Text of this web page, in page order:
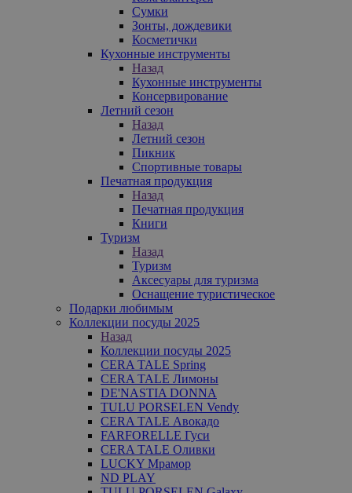
Сумки
Зонты, дождевики
Косметички
Кухонные инструменты
Назад
Кухонные инструменты
Консервирование
Летний сезон
Назад
Летний сезон
Пикник
Спортивные товары
Печатная продукция
Назад
Печатная продукция
Книги
Туризм
Назад
Туризм
Аксесуары для туризма
Оснащение туристическое
Подарки любимым
Коллекции посуды 2025
Назад
Коллекции посуды 2025
CERA TALE Spring
CERA TALE Лимоны
DE'NASTIA DONNA
TULU PORSELEN Vendy
CERA TALE Авокадо
FARFORELLE Гуси
CERA TALE Оливки
LUCKY Мрамор
ND PLAY